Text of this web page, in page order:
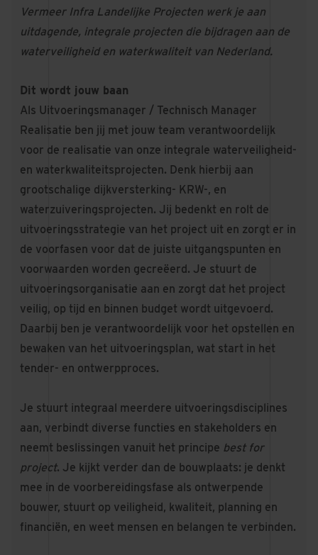
Vermeer Infra Landelijke Projecten werk je aan
uitdagende, integrale projecten die bijdragen aan de
waterveiligheid en waterkwaliteit van Nederland.
Dit wordt jouw baan
Als Uitvoeringsmanager / Technisch Manager
Realisatie ben jij met jouw team verantwoordelijk
voor de realisatie van onze integrale waterveiligheid-
en waterkwaliteitsprojecten. Denk hierbij aan
grootschalige dijkversterking- KRW-, en
waterzuiveringsprojecten. Jij bedenkt en rolt de
uitvoeringsstrategie van het project uit en zorgt er in
de voorfasen voor dat de juiste uitgangspunten en
voorwaarden worden gecreëerd. Je stuurt de
uitvoeringsorganisatie aan en zorgt dat het project
veilig, op tijd en binnen budget wordt uitgevoerd.
Daarbij ben je verantwoordelijk voor het opstellen en
bewaken van het uitvoeringsplan, wat start in het
tender- en ontwerpproces.
Je stuurt integraal meerdere uitvoeringsdisciplines
aan, verbindt diverse functies en stakeholders en
neemt beslissingen vanuit het principe best for
project. Je kijkt verder dan de bouwplaats: je denkt
mee in de voorbereidingsfase als ontwerpende
bouwer, stuurt op veiligheid, kwaliteit, planning en
financiën, en weet mensen en belangen te verbinden.